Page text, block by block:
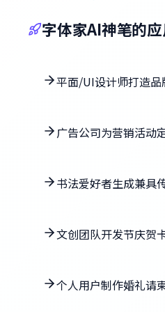
字体家AI神笔的
平面/UI设计师打造品
广告公司为营销活动
书法爱好者生成兼具
文创团队开发节庆贺
个人用户制作婚礼请